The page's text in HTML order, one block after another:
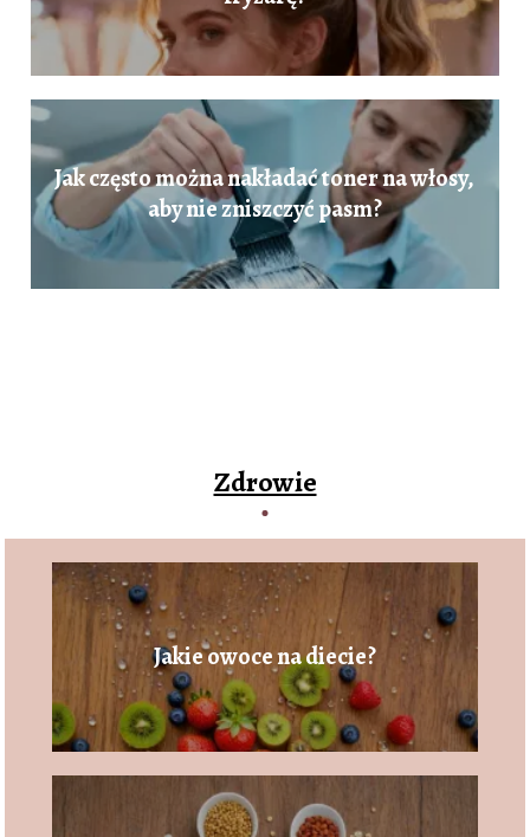
Jak często można nakładać toner na włosy,
aby nie zniszczyć pasm?
Zdrowie
Jakie owoce na diecie?